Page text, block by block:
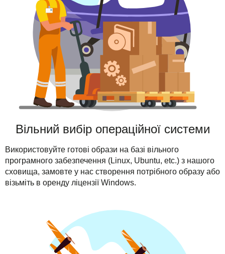
Вільний вибір операційної системи
Використовуйте готові образи на базі вільного
програмного забезпечення (Linux, Ubuntu, etc.) з нашого
сховища, замовте у нас створення потрібного образу або
візьміть в оренду ліцензії Windows.